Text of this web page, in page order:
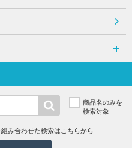
商品名のみを
検索対象
み合わせた検索はこちらから